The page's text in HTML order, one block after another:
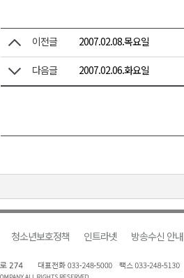
이전글 2007.02.08.목요일
다음글 2007.02.06.화요일
청소년보호정책 인트라넷 방송수신 안내